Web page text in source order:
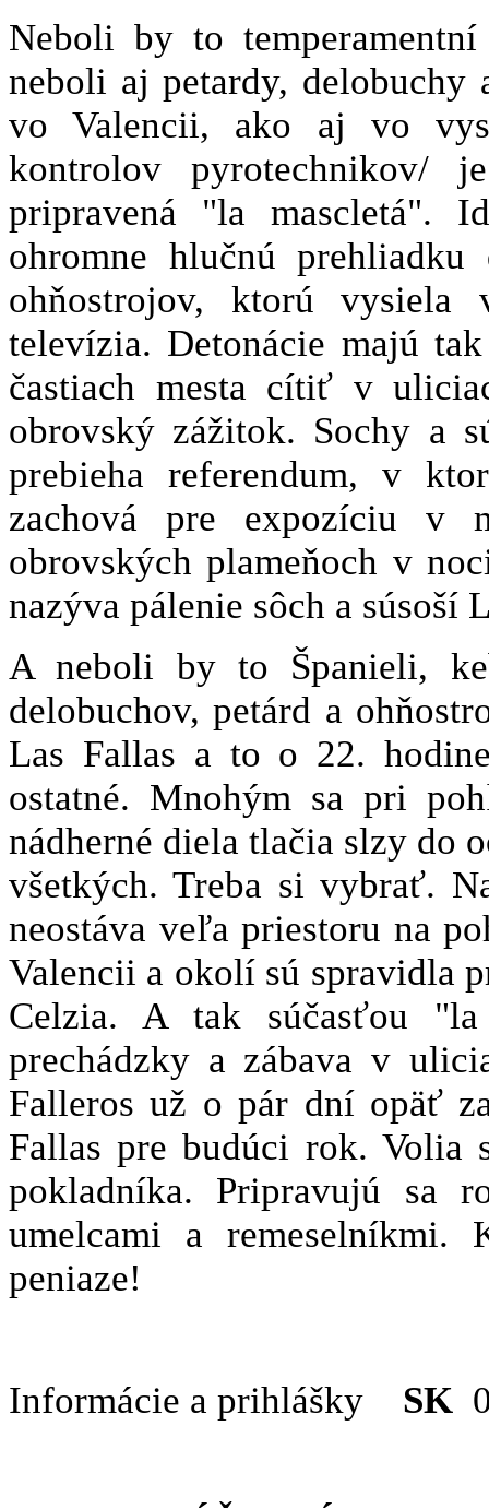
Neboli by to
neboli aj petardy, delobuchy
vo Valencii, ako aj vo
kontrolov pyrotechnikov/
pripravená "la mascletá".
ohromne hlučnú
ohňostrojov, ktorú vysiela
televízia. Detonácie majú
častiach mesta cítiť v
obrovský zážitok. Sochy a
prebieha referendum, v
zachová pre expozíciu v
obrovských plameňoch v
nazýva pálenie sôch a súsoší
A neboli by to Španieli,
delobuchov, petárd a
Las Fallas a to o 22.
ostatné. Mnohým sa pri
nádherné diela tlačia slzy do
všetkých. Treba si vybrať.
neostáva veľa priestoru na
Valencii a okolí sú spravidla
Celzia. A tak súčasťou
prechádzky a zábava v
Falleros už o pár dní opäť
Fallas pre budúci rok. Volia
pokladníka. Pripravujú sa
umelcami a
peniaze!
Informácie a prihlášky SK